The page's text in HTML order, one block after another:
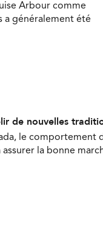
Arbour comme
a généralement été
de nouvelles
le comportement
la bonne